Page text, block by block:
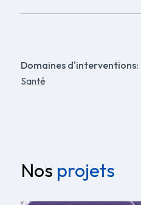
Domaines d'interventions:
Santé
Nos projets